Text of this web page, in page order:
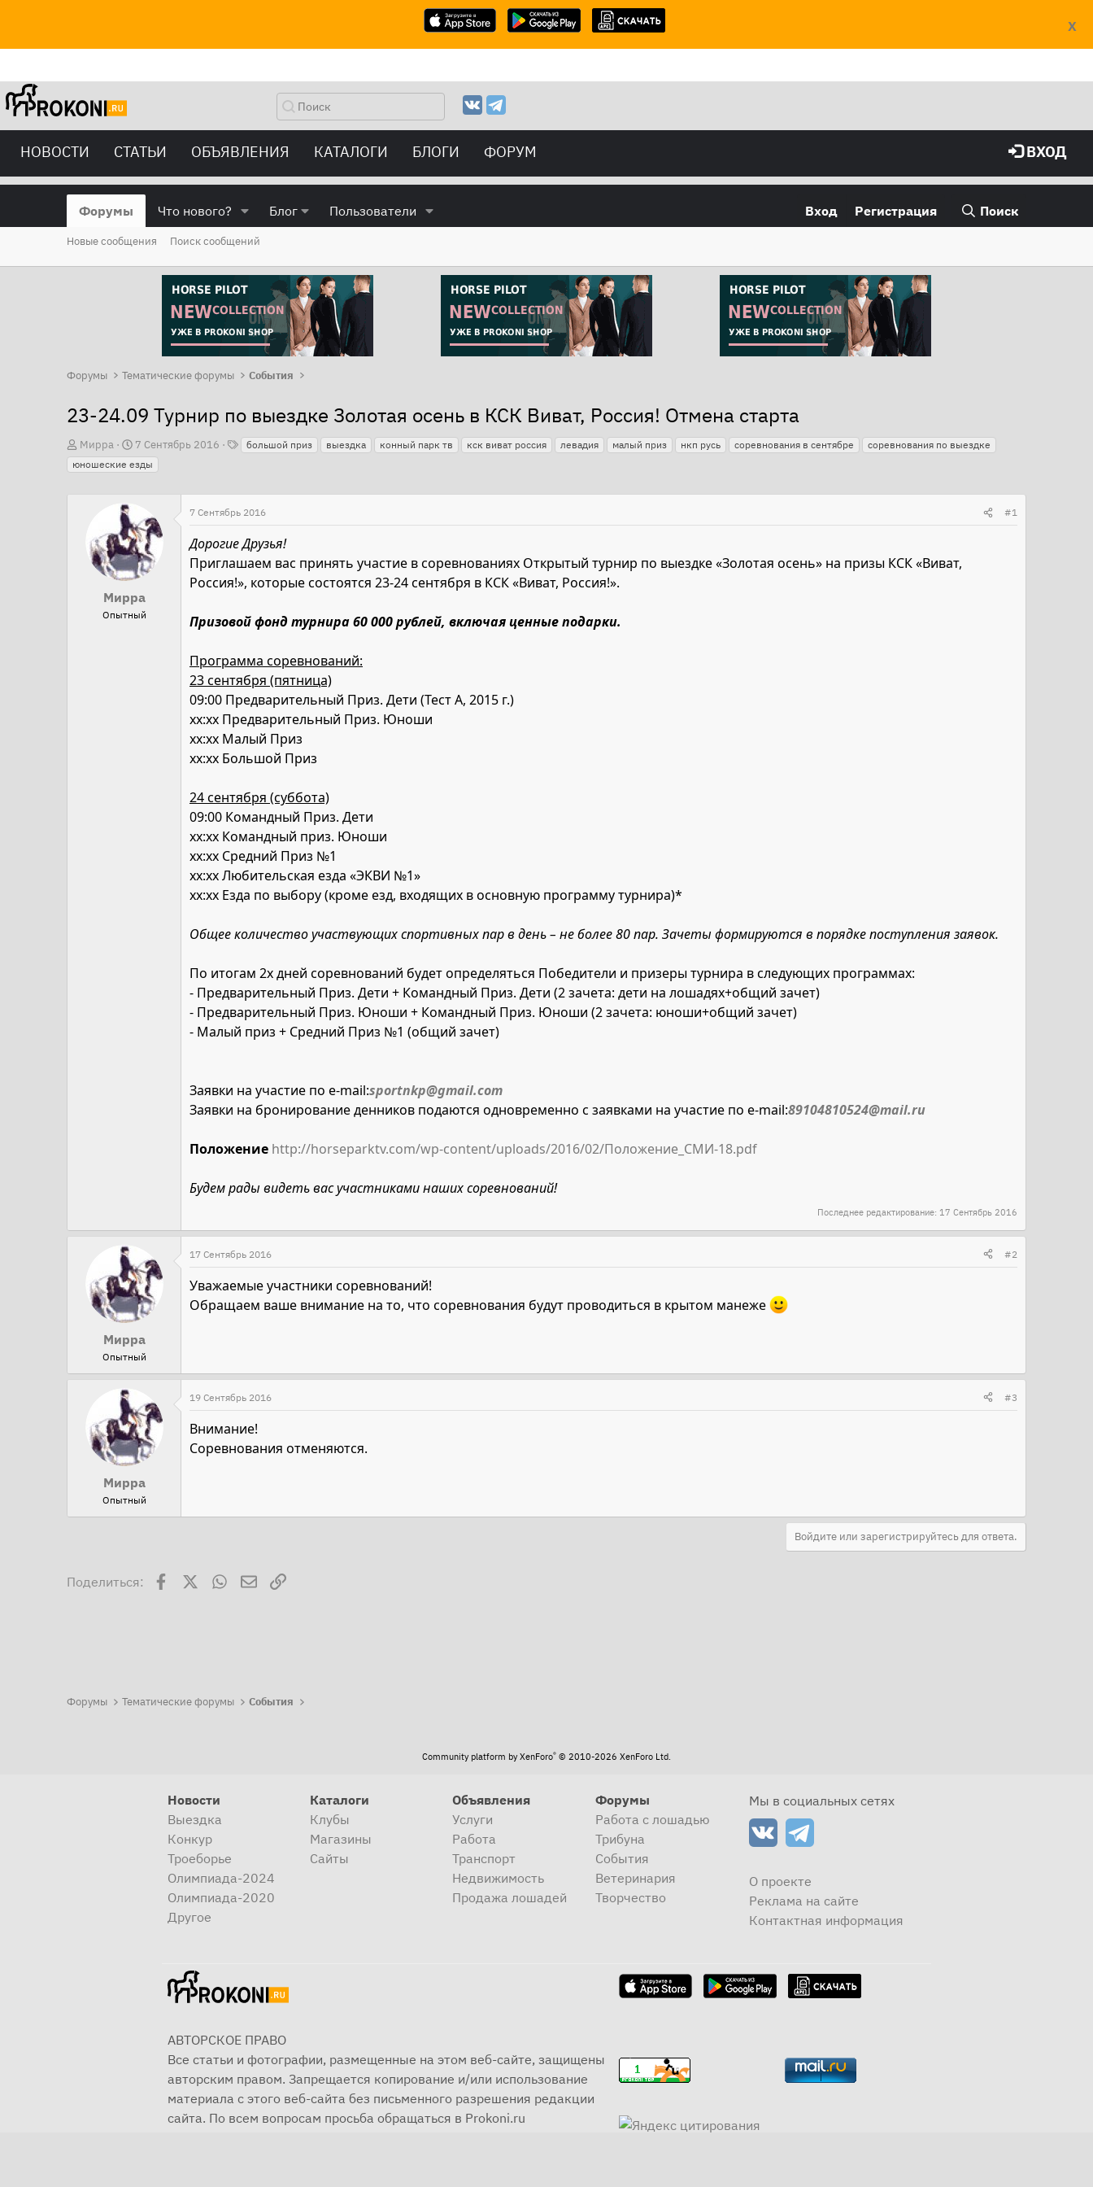
X
НОВОСТИ СТАТЬИ ОБЪЯВЛЕНИЯ КАТАЛОГИ БЛОГИ ФОРУМ ВХОД
Форумы Что нового? Блог Пользователи Вход Регистрация Поиск
Новые сообщения Поиск сообщений
Форумы Тематические форумы События
23-24.09 Турнир по выездке Золотая осень в КСК Виват, Россия! Отмена старта
А
в
Мирра
Д
а
н
а
ч
а
л
а
7 Сентябрь 2016
Т
е
большой приз выездка конный парк тв кск виват россия левадия малый приз нкп русь соревнования в сентябре
соревнования по выездке
юношеские езды
Мирра
Опытный
7 Сентябрь 2016 #1
Дорогие Друзья!
Приглашаем вас принять участие в соревнованиях Открытый турнир по выездке «Золотая осень» на призы КСК «Виват,
Россия!», которые состоятся 23-24 сентября в КСК «Виват, Россия!».
Призовой фонд турнира 60 000 рублей, включая ценные подарки.
Программа соревнований:
23 сентября (пятница)
09:00 Предварительный Приз. Дети (Тест А, 2015 г.)
хх:хх Предварительный Приз. Юноши
хх:хх Малый Приз
хх:хх Большой Приз
24 сентября (суббота)
09:00 Командный Приз. Дети
хх:хх Командный приз. Юноши
хх:хх Средний Приз №1
хх:хх Любительская езда «ЭКВИ №1»
хх:хх Езда по выбору (кроме езд, входящих в основную программу турнира)*
Общее количество участвующих спортивных пар в день – не более 80 пар. Зачеты формируются в порядке поступления заявок.
По итогам 2х дней соревнований будет определяться Победители и призеры турнира в следующих программах:
- Предварительный Приз. Дети + Командный Приз. Дети (2 зачета: дети на лошадях+общий зачет)
- Предварительный Приз. Юноши + Командный Приз. Юноши (2 зачета: юноши+общий зачет)
- Малый приз + Средний Приз №1 (общий зачет)
Заявки на участие по e-mail:sportnkp@gmail.com
Заявки на бронирование денников подаются одновременно с заявками на участие по e-mail:89104810524@mail.ru
Положение http://horseparktv.com/wp-content/uploads/2016/02/Положение_СМИ-18.pdf
Будем рады видеть вас участниками наших соревнований!
Последнее редактирование: 17 Сентябрь 2016
Мирра
Опытный
17 Сентябрь 2016 #2
Уважаемые участники соревнований!
Обращаем ваше внимание на то, что соревнования будут проводиться в крытом манеже
Мирра
Опытный
19 Сентябрь 2016 #3
Внимание!
Соревнования отменяются.
Войдите или зарегистрируйтесь для ответа.
Поделиться: FacebookWhatsAppЭлектронная почта
Ссылка
Форумы Тематические форумы События
Community platform by XenForo® © 2010-2026 XenForo Ltd.
Новости
Выездка
Конкур
Троеборье
Олимпиада-2024
Олимпиада-2020
Другое
Каталоги
Клубы
Магазины
Сайты
Объявления
Услуги
Работа
Транспорт
Недвижимость
Продажа лошадей
Форумы
Работа с лошадью
Трибуна
События
Ветеринария
Творчество
Мы в социальных сетях
О проекте
Реклама на сайте
Контактная информация
АВТОРСКОЕ ПРАВО
Все статьи и фотографии, размещенные на этом веб-сайте, защищены
авторским правом. Запрещается копирование и/или использование
материала с этого веб-сайта без письменного разрешения редакции
сайта. По всем вопросам просьба обращаться в Prokoni.ru